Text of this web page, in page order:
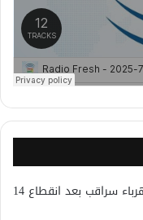
وزير الطاقة السوري: بدء تاهيل شبكة كهرباء سراقب بعد انقطاع 14